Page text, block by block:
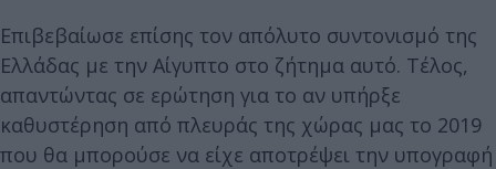
Επιβεβαίωσε επίσης τον απόλυτο συντονισμό της
Ελλάδας με την Αίγυπτο στο ζήτημα αυτό. Τέλος,
απαντώντας σε ερώτηση για το αν υπήρξε
καθυστέρηση από πλευράς της χώρας μας το 2019
που θα μπορούσε να είχε αποτρέψει την υπογραφή